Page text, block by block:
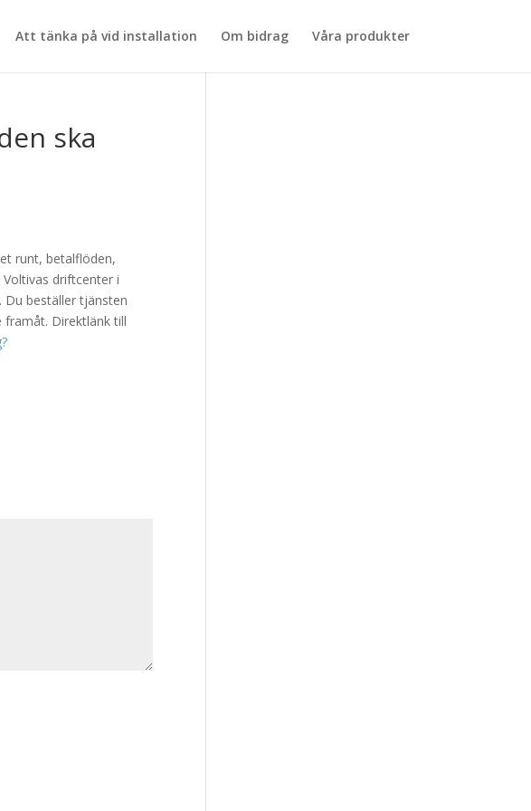
Att tänka på vid installation Om bidrag Våra produkter
ska
runt, betalflöden,
driftcenter i
Du beställer tjänsten
framåt. Direktlänk till